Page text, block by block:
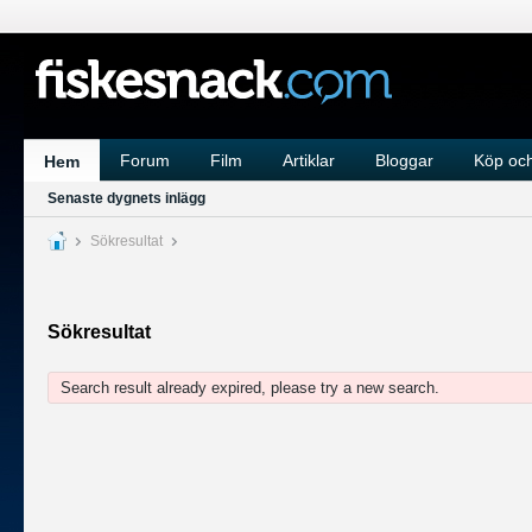
Hem Forum Film Artiklar Bloggar Köp
Senaste dygnets inlägg
Sökresultat
Sökresultat
Search result already expired, please try a new search.